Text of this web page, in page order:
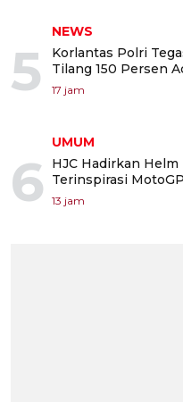
5
NEWS
Korlantas Polri
Tilang 150 Persen
17 jam
6
UMUM
HJC Hadirkan
Terinspirasi
13 jam